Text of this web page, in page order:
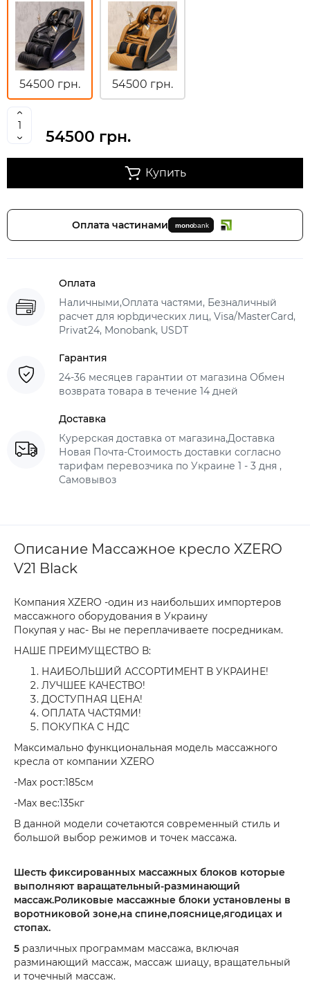
54500 грн. 54500 грн.
54500 грн.
Купить
Оплата частинами
Оплата
Наличными,Оплата частями, Безналичный
расчет для юрbдических лиц, Visa/MasterCard,
Privat24, Monobank, USDT
Гарантия
24-36 месяцев гарантии от магазина Обмен
возврата товара в течение 14 дней
Доставка
Курерская доставка от магазина,Доставка
Новая Почта-Стоимость доставки согласно
тарифам перевозчика по Украине 1 - 3 дня ,
Самовывоз
Описание Массажное кресло XZERO
V21 Black
Компания XZERO -один из наибольших импортеров
массажного оборудования в Украину
Покупая у нас- Вы не переплачиваете посредникам.
НАШЕ ПРЕИМУЩЕСТВО В:
НАИБОЛЬШИЙ АССОРТИМЕНТ В УКРАИНЕ!
ЛУЧШЕЕ КАЧЕСТВО!
ДОСТУПНАЯ ЦЕНА!
ОПЛАТА ЧАСТЯМИ!
ПОКУПКА С НДС
Максимально функциональная модель массажного
кресла от компании XZERO
-Мах рост:185см
-Мах вес:135кг
В данной модели сочетаются современный стиль и
большой выбор режимов и точек массажа.
Шесть фиксированных массажных блоков которые
выполняют варащательный-разминающий
массаж.Роликовые массажные блоки установлены в
воротниковой зоне,на спине,пояснице,ягодицах и
стопах.
5 различных программам массажа, включая
разминающий массаж, массаж шиацу, вращательный
и точечный массаж.